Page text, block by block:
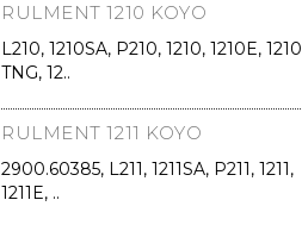
RULMENT 1210 KOYO
L210, 1210SA, P210, 1210, 1210E, 1210
TNG, 12..
RULMENT 1211 KOYO
2900.60385, L211, 1211SA, P211, 1211,
1211E, ..